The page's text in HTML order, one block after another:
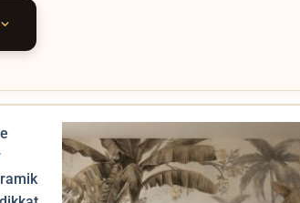
KAĞIT KALITESINI SEÇIN
EKONOMIK